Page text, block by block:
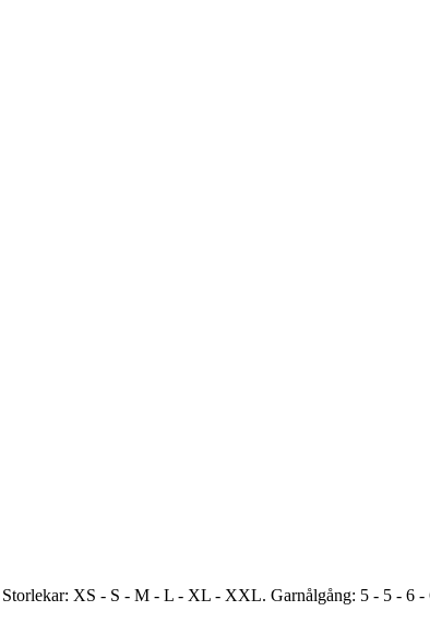
XS - S - M - L - XL - XXL. Garnålgång: 5 - 5 - 6 -